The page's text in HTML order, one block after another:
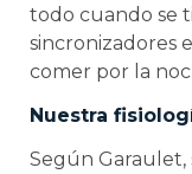
todo cuando se
sincronizadores
comer por la
Nuestra
Según Garaulet,